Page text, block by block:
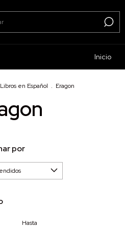
Inicio
Libros en Español . Eragon
por
Hasta